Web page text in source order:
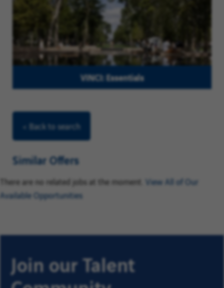
VINCI: Essentials
< Back to search
Similar Offers
There are no related jobs at the moment. View All of Our
Available Opportunities
Join our Talent